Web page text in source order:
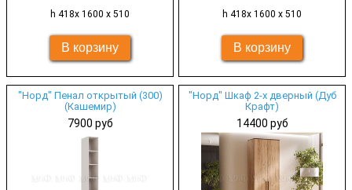
h 418х 1600 х 510 h 418х 1600 х 510
"Норд" Пенал открытый (300)
(Кашемир)
7900 руб
"Норд" Шкаф 2-х дверный (Дуб
Крафт)
14400 руб